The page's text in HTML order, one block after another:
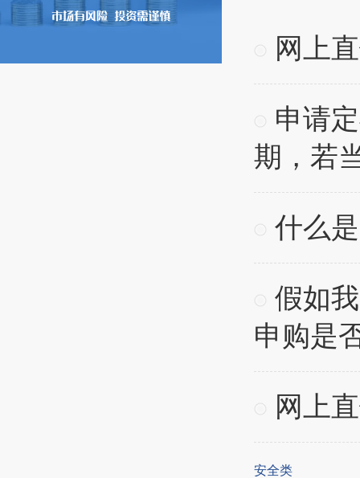
网上
申请
期，若
什么
假如
申购是
网上
安全类